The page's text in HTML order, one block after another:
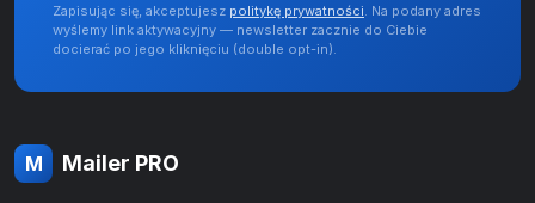
Zapisując się, akceptujesz politykę prywatności. Na podany adres
wyślemy link aktywacyjny — newsletter zacznie do Ciebie
docierać po jego kliknięciu (double opt-in).
M Mailer PRO